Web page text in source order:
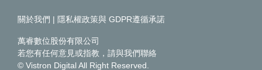
關於我們 | 隱私權政策與 GDPR遵循承諾
萬睿數位股份有限公司
若您有任何意見或指教，請與我們聯絡
© Vistron Digital All Right Reserved.